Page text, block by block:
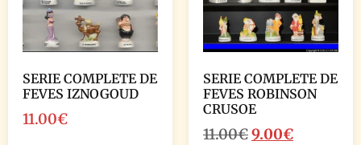
SERIE COMPLETE DE
FEVES IZNOGOUD
11.00€
SERIE COMPLETE DE
FEVES ROBINSON
CRUSOE
11.00€9.00€